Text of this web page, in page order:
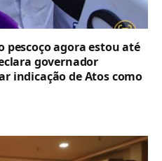
pescoço agora estou até
governador
indicação de Atos como